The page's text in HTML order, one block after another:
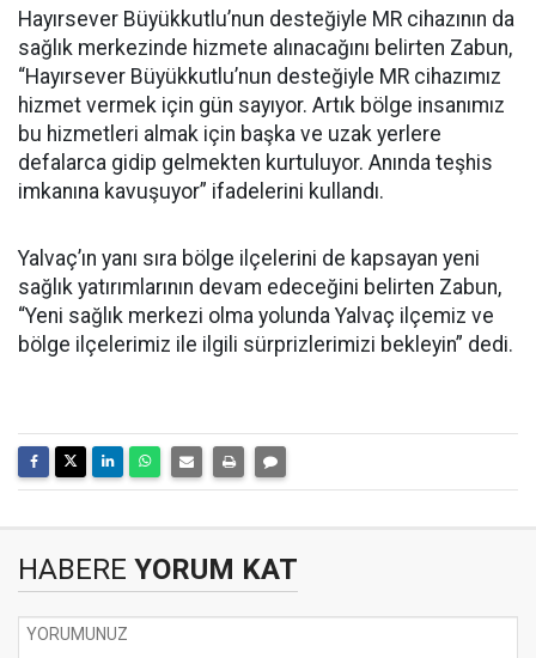
Hayırsever Büyükkutlu’nun desteğiyle MR cihazının da
sağlık merkezinde hizmete alınacağını belirten Zabun,
“Hayırsever Büyükkutlu’nun desteğiyle MR cihazımız
hizmet vermek için gün sayıyor. Artık bölge insanımız
bu hizmetleri almak için başka ve uzak yerlere
defalarca gidip gelmekten kurtuluyor. Anında teşhis
imkanına kavuşuyor” ifadelerini kullandı.
Yalvaç’ın yanı sıra bölge ilçelerini de kapsayan yeni
sağlık yatırımlarının devam edeceğini belirten Zabun,
“Yeni sağlık merkezi olma yolunda Yalvaç ilçemiz ve
bölge ilçelerimiz ile ilgili sürprizlerimizi bekleyin” dedi.
HABERE YORUM KAT